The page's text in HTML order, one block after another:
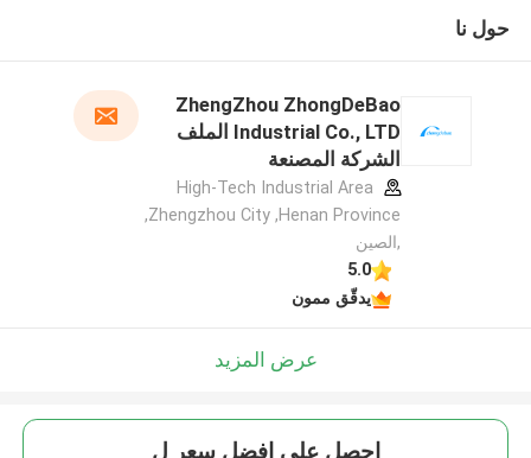
حول نا
ZhengZhou ZhongDeBao
Industrial Co., LTD الملف
الشركة المصنعة
High-Tech Industrial Area
,Zhengzhou City ,Henan Province
,الصين
5.0
يدقّق ممون
عرض المزيد
احصل على افضل سعر ل